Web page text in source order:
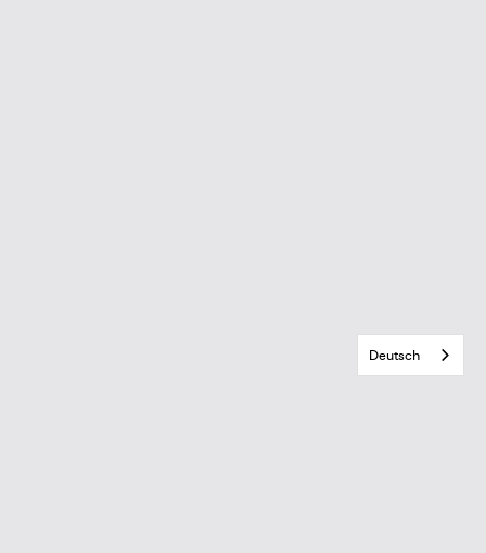
Deutsch